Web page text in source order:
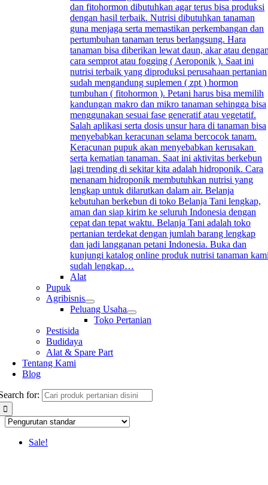
dan fitohormon dibutuhkan agar terus bisa produksi
dengan hasil terbaik. Nutrisi dibutuhkan tanaman
guna menjaga serta memastikan perkembangan dan
pertumbuhan tanaman terus berlangsung. Hara
tanaman bisa diberikan lewat daun, akar atau
cara semprot atau fogging ( Aeroponik ). Saat ini
nutrisi terbaik yang diproduksi perusahaan pertanian
sudah mengandung suplemen ( zpt ) hormon
tumbuhan ( fitohormon ). Petani harus bisa memilih
kandungan makro dan mikro tanaman sehingga bisa
menggunakan sesuai fase generatif atau vegetatif.
Salah aplikasi serta dosis unsur hara di tanaman bisa
menyebabkan keracunan selama bercocok tanam.
Keracunan pupuk akan menyebabkan kerusakan
serta kematian tanaman. Saat ini aktivitas berkebun
lagi trending di sekitar kita adalah hidroponik. Cara
menanam hidroponik membutuhkan nutrisi yang
lengkap untuk dilarutkan dalam air. Belanja
kebutuhan berkebun di toko Belanja Tani lengkap,
aman dan siap kirim ke seluruh Indonesia dengan
cepat dan tepat waktu. Belanja Tani adalah toko
pertanian terdekat dengan jumlah barang lengkap
dan jadi langganan petani Indonesia. Buka dan
kunjungi katalog online produk nutrisi tanaman
sudah lengkap…
Alat
Pupuk
Agribisnis
Peluang Usaha
Toko Pertanian
Pestisida
Budidaya
Alat & Spare Part
Tentang Kami
Blog
for:
Sale!